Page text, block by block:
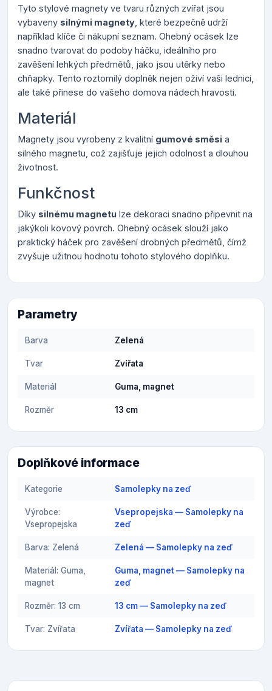
Tyto stylové magnety ve tvaru různých zvířat jsou
vybaveny silnými magnety , které bezpečně udrží
například klíče či nákupní seznam. Ohebný ocásek lze
snadno tvarovat do podoby háčku, ideálního pro
zavěšení lehkých předmětů, jako jsou utěrky nebo
chňapky. Tento roztomilý doplněk nejen oživí vaši lednici,
ale také přinese do vašeho domova nádech hravosti.
Materiál
Magnety jsou vyrobeny z kvalitní gumové směsi a
silného magnetu, což zajišťuje jejich odolnost a dlouhou
životnost.
Funkčnost
Díky silnému magnetu lze dekoraci snadno připevnit na
jakýkoli kovový povrch. Ohebný ocásek slouží jako
praktický háček pro zavěšení drobných předmětů, čímž
zvyšuje užitnou hodnotu tohoto stylového doplňku.
Parametry
Barva Zelená
Tvar Zvířata
Materiál Guma, magnet
Rozměr 13 cm
Doplňkové informace
Kategorie Samolepky na zeď
Výrobce:
Vsepropejska
Vsepropejska — Samolepky na
zeď
Barva: Zelená Zelená — Samolepky na zeď
Materiál: Guma,
magnet
Guma, magnet — Samolepky na
zeď
Rozměr: 13 cm 13 cm — Samolepky na zeď
Tvar: Zvířata Zvířata — Samolepky na zeď